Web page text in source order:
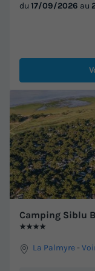
du 17/09/2026 au
Camping Siblu
★★★★
La Palmyre -